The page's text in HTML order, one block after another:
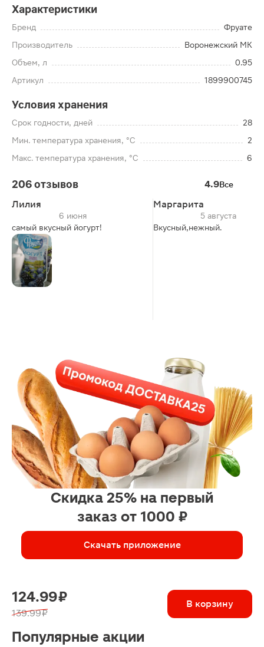
Характеристики
Бренд
Фруате
Производитель
Воронежский МК
Объем, л
0.95
Артикул
1899900745
Условия хранения
Срок годности, дней
28
Мин. температура хранения, °C
2
Макс. температура хранения, °C
6
206 отзывов 4.9Все
Лилия
6 июня
самый вкусный йогурт!
Маргарита
5 августа
Вкусный,нежный.
Скидка 25% на первый
заказ от 1000 ₽
Скачать приложение
124.99 ₽
139.99 ₽
В корзину
Популярные акции